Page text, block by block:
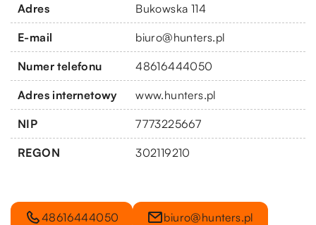
Adres Bukowska 114
E-mail biuro@hunters.pl
Numer telefonu 48616444050
Adres internetowy www.hunters.pl
NIP 7773225667
REGON 302119210
48616444050 biuro@hunters.pl